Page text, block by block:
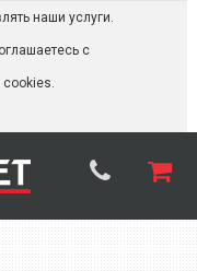
наши услуги.
с